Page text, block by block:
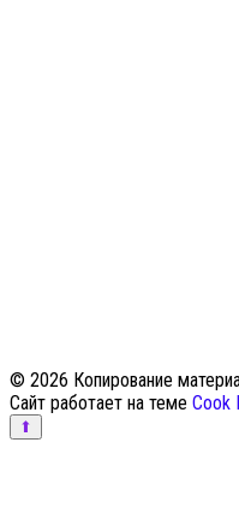
© 2026 Копирование
Сайт работает на теме Cook